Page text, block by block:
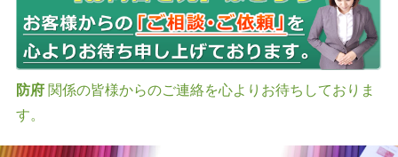
防府関係の皆様からのご連絡を心よりお待ちしておりま
す。